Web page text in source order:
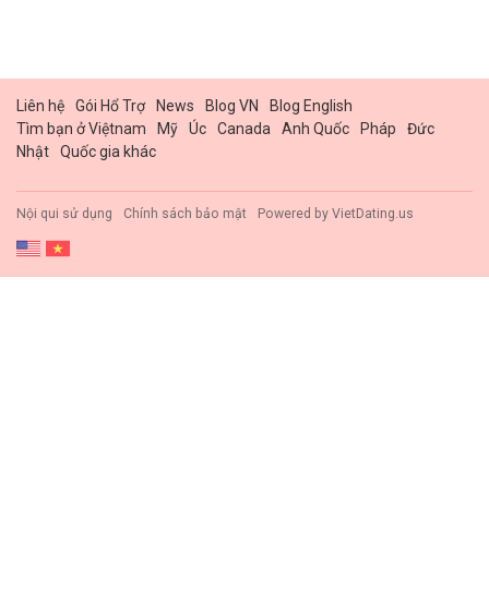
Liên hệ Gói Hổ Trợ News Blog VN
Blog English
Tìm bạn ở Việtnam
Mỹ Úc Canada Anh Quốc Pháp
Đức
Nhật
Quốc gia khác
Nội qui sử dụng Chính sách bảo mật Powered by VietDating.us